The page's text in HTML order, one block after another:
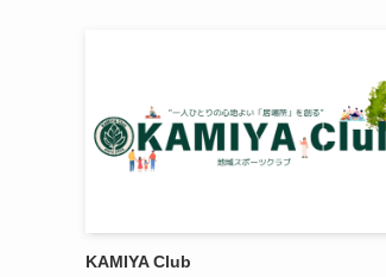
KAMIYA Club